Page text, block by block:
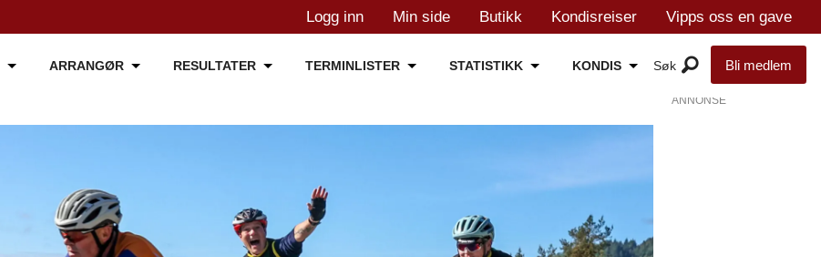
Logg inn Min side Butikk Kondisreiser Vipps oss en gave
ARRANGØR RESULTATER TERMINLISTER STATISTIKK KONDIS Bli medlem
ANNONSE